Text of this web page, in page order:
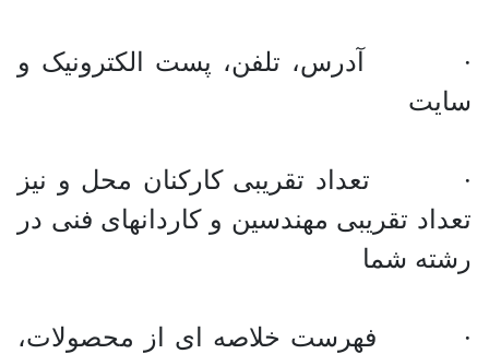
· آدرس، تلفن، پست الکترونیک و
سایت
· تعداد تقریبی کارکنان محل و نیز
تعداد تقریبی مهندسین و کاردانهای فنی در
رشته شما
· فهرست خلاصه ای از محصولات،